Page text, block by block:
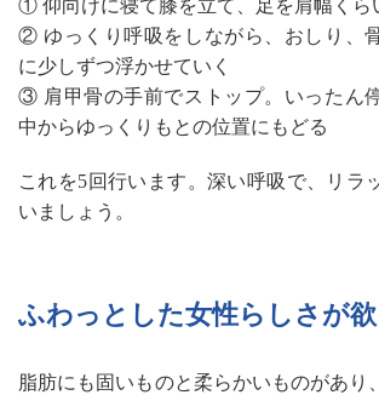
① 仰向けに寝て膝を立て、足を肩幅くら
② ゆっくり呼吸をしながら、おしり、
に少しずつ浮かせていく
③ 肩甲骨の手前でストップ。いったん
中からゆっくりもとの位置にもどる
これを5回行います。深い呼吸で、リラ
いましょう。
ふわっとした女性らしさが欲
脂肪にも固いものと柔らかいものがあり